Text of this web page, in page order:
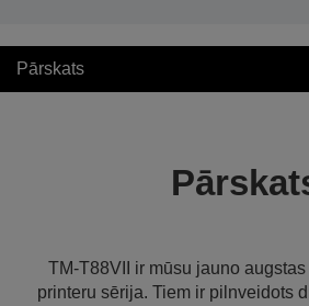
Pārskats
TM-T88VII ir mūsu jauno
printeru sērija. Tiem ir pilnveidots